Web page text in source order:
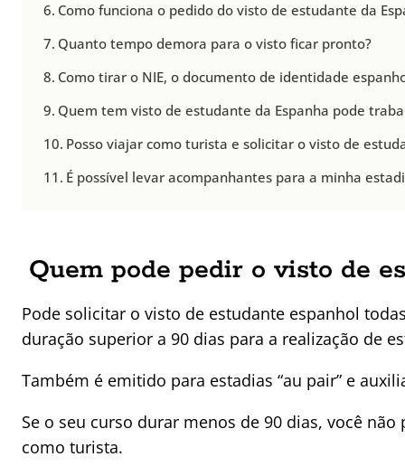
Como funciona o pedido do visto de estudante da
Quanto tempo demora para o visto ficar pronto?
Como tirar o NIE, o documento de identidade
Quem tem visto de estudante da Espanha pode
Posso viajar como turista e solicitar o visto de
É possível levar acompanhantes para a minha
Quem pode pedir o visto de
Pode solicitar o visto de estudante espanhol
duração superior a 90 dias para a realização de
Também é emitido para estadias “au pair” e
Se o seu curso durar menos de 90 dias, você
como turista.